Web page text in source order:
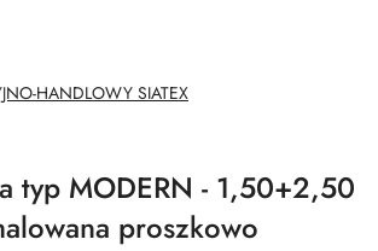
HANDLOWY SIATEX
typ MODERN - 1,50+2,50
proszkowo